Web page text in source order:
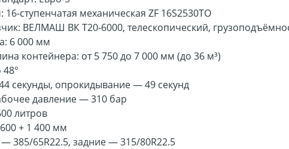
ступенчатая механическая ZF 16S2530TO
ВЕЛМАШ ВК Т20-6000, телескопический,
6 000 мм
контейнера: от 5 750 до 7 000 мм (до 36 м³)
секунды, опрокидывание — 49 секунд
давление — 310 бар
литров
+ 1 400 мм
385/65R22.5, задние — 315/80R22.5